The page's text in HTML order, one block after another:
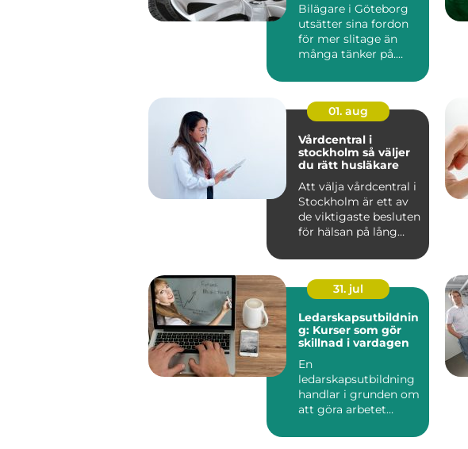
Bilägare i Göteborg
utsätter sina fordon
för mer slitage än
många tänker på.
fu...
01. aug
Vårdcentral i
stockholm så väljer
du rätt husläkare
Att välja vårdcentral i
Stockholm är ett av
de viktigaste besluten
för hälsan på lång
31. jul
Ledarskapsutbildnin
g: Kurser som gör
skillnad i vardagen
En
ledarskapsutbildning
handlar i grunden om
att göra arbetet
sjä...